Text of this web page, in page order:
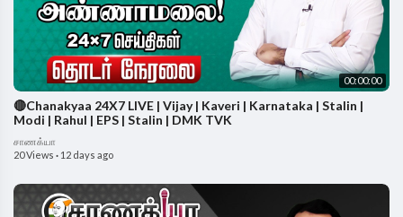
00:00:00
🔴Chanakyaa 24X7 LIVE | Vijay | Kaveri | Karnataka | Stalin |
Modi | Rahul | EPS | Stalin | DMK TVK
சாணக்யா
20 Views · 12 days ago